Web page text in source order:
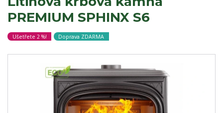
PREMIUM SPHINX S6
Ušetřete 2 %! Doprava ZDARMA